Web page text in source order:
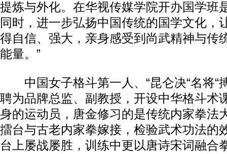
提炼与外化。在华视传媒学院开办国学班
同时，进一步弘扬中国传统的国学文化，
得自信、强大，亲身感受到尚武精神与传
能量。”
中国女子格斗第一人、“昆仑决“名将“
聘为品牌总监、副教授，开设中华格斗术
身的运动员，唐金修习的是传统内家拳法
擂台与古老内家拳嫁接，检验武术功法的
台上屡战屡胜，训练中更以唐诗宋词融合